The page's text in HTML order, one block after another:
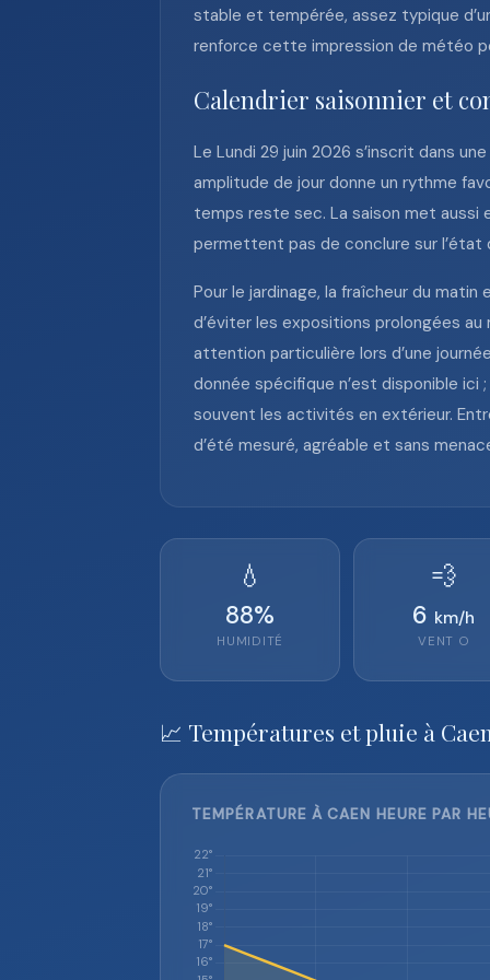
stable et tempérée, assez typique
renforce cette impression de météo
Calendrier saisonnier et
Le Lundi 29 juin 2026 s’inscrit dans
amplitude de jour donne un rythme
temps reste sec. La saison met aussi
permettent pas de conclure sur l’état
Pour le jardinage, la fraîcheur du
d’éviter les expositions prolongées
attention particulière lors d’une
donnée spécifique n’est disponible
souvent les activités en extérieur.
d’été mesuré, agréable et sans
💧
88%
HUMIDITÉ
💨
6 km/h
VENT O
📈 Températures et pluie à
TEMPÉRATURE À CAEN HEURE PAR